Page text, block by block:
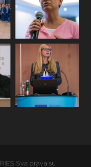
Sva prava su